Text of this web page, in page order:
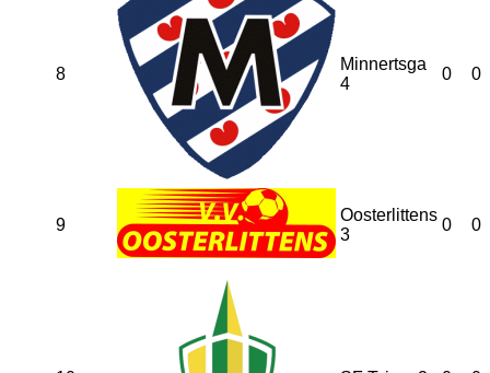
8
Minnertsga
4
0 0
9
Oosterlittens
3
0 0